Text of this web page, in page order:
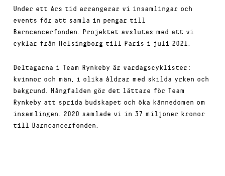
Under ett års tid arrangerar vi insamlingar och
events för att samla in pengar till
Barncancerfonden. Projektet avslutas med att vi
cyklar från Helsingborg till Paris i juli 2021.
Deltagarna i Team Rynkeby är vardagscyklister:
kvinnor och män, i olika åldrar med skilda yrken och
bakgrund. Mångfalden gör det lättare för Team
Rynkeby att sprida budskapet och öka kännedomen om
insamlingen. 2020 samlade vi in 37 miljoner kronor
till Barncancerfonden.